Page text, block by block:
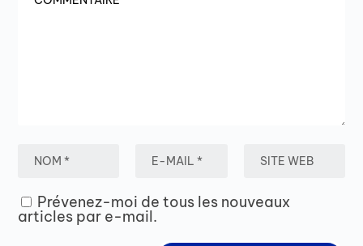
Prévenez-moi de tous les nouveaux
articles par e-mail.